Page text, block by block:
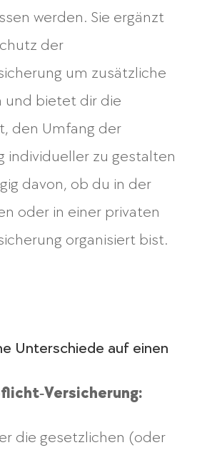
werden. Sie ergänzt
der
um zusätzliche
und bietet dir die
den Umfang der
individueller zu gestalten
davon, ob du in der
oder in einer privaten
organisiert bist.
Unterschiede auf einen
die gesetzlichen (oder